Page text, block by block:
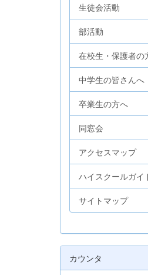
生徒会活動
部活動
在校生・保護者の
中学生の皆さんへ
卒業生の方へ
同窓会
アクセスマップ
ハイスクールガイ
サイトマップ
カウンタ